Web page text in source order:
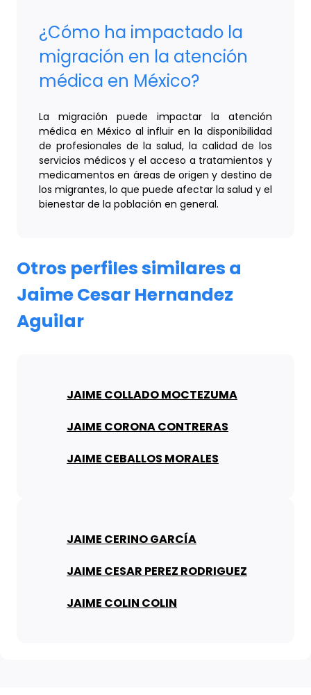
¿Cómo ha impactado la
migración en la atención
médica en México?
La migración puede impactar la atención
médica en México al influir en la disponibilidad
de profesionales de la salud, la calidad de los
servicios médicos y el acceso a tratamientos y
medicamentos en áreas de origen y destino de
los migrantes, lo que puede afectar la salud y el
bienestar de la población en general.
Otros perfiles similares a
Jaime Cesar Hernandez
Aguilar
JAIME COLLADO MOCTEZUMA
JAIME CORONA CONTRERAS
JAIME CEBALLOS MORALES
JAIME CERINO GARCÍA
JAIME CESAR PEREZ RODRIGUEZ
JAIME COLIN COLIN